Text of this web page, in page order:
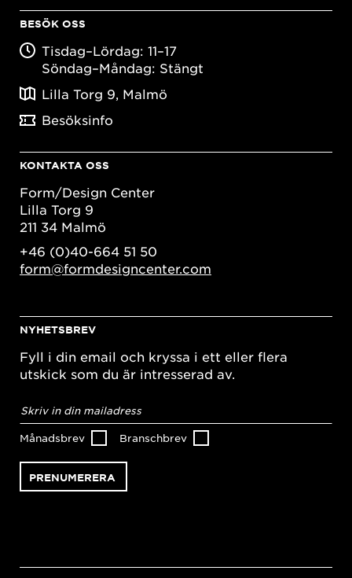
BESÖK OSS
Tisdag–Lördag: 11–17
Söndag–Måndag: Stängt
Lilla Torg 9, Malmö
Besöksinfo
KONTAKTA OSS
Form/Design Center
Lilla Torg 9
211 34 Malmö
+46 (0)40-664 51 50
form@formdesigncenter.com
NYHETSBREV
Fyll i din email och kryssa i ett eller flera
utskick som du är intresserad av.
postadress*
Månadsbrev Branschbrev